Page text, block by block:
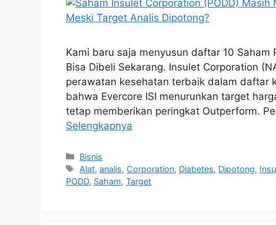
Kami baru saja menyusun daftar 10
Bisa Dibeli Sekarang. Insulet Corporation
perawatan kesehatan terbaik dalam daftar
bahwa Evercore ISI menurunkan target
tetap memberikan peringkat Outperform.
Selengkapnya
Kategori
Bisnis
Tag
Alat,analis, Corporation, Diabetes, Dipotong,
PODD, Saham, Target